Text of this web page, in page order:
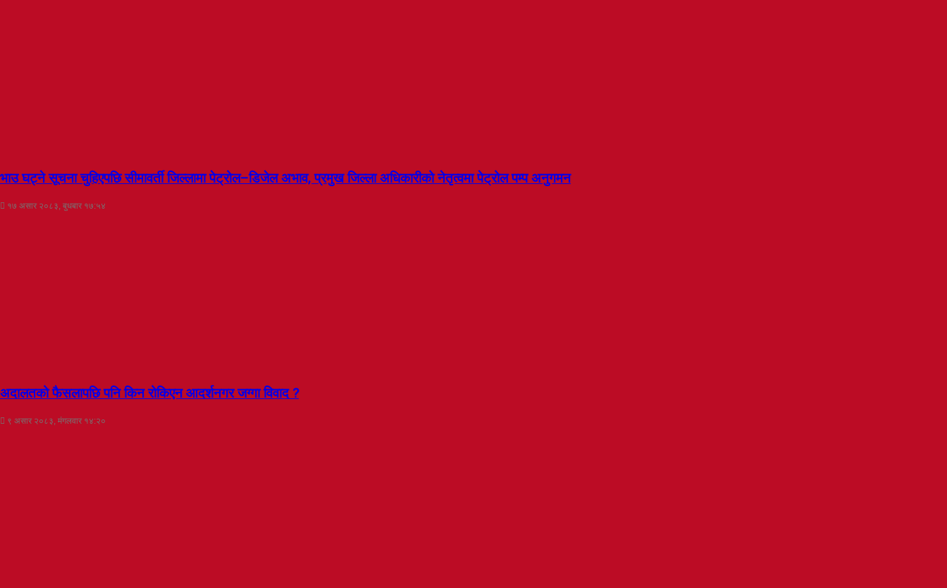
भाउ घट्ने सूचना चुहिएपछि सीमावर्ती जिल्लामा पेट्रोल–डिजेल अभाव, प्रमुख जिल्ला अधिकारीको नेतृत्वमा पेट्रोल पम्प अनुगमन
१७ असार २०८३, बुधबार १७:५४
अदालतको फैसलापछि पनि किन रोकिएन आदर्शनगर जग्गा विवाद ?
९ असार २०८३, मंगलवार १४:२०